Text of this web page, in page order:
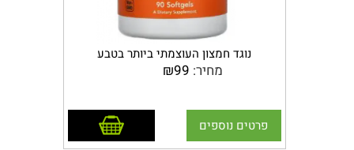
נוגד חמצון העוצמתי ביותר בטבע
נקרא גם "מלך נוגדי החמצון" מחקרים מראים
פי 6000 מויטמין סי, פי 550 מויטמין
E , פי
עוד על נוגדי חמצון
מחיר: ₪99
פרטים נוספים הוסף לסל